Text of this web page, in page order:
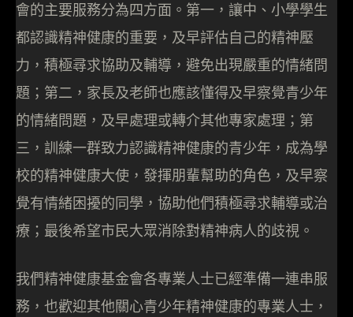
會的主要服務分為四方面。第一，讓中、小學學生
都認識精神健康的重要，及早評估自己的精神壓
力，積極尋求協助及輔導，避免出現嚴重的情緒問
題；第二，家長及老師也應該懂得及早察覺青少年
的情緒問題，及早處理或轉介其他專家處理；第
三，訓練一群致力認識精神健康的青少年，成為學
校的精神健康大使，發揮朋輩幫助的角色，及早察
覺有情緒困擾的同學，協助他們積極尋求輔導或治
療；最後希望市民大眾消除對精神病人的歧視。
我們精神健康基金會各專業人士已經準備一連串服
務，也歡迎其他關心青少年精神健康的專業人士，